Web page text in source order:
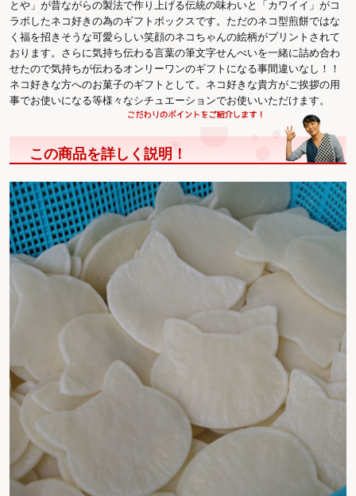
とや」が昔ながらの製法で作り上げる伝統の味わいと「カワイイ」がコ
ラボしたネコ好きの為のギフトボックスです。ただのネコ型煎餅ではな
く福を招きそうな可愛らしい笑顔のネコちゃんの絵柄がプリントされて
おります。さらに気持ち伝わる言葉の筆文字せんべいを一緒に詰め合わ
せたので気持ちが伝わるオンリーワンのギフトになる事間違いなし！！
ネコ好きな方へのお菓子のギフトとして。ネコ好きな貴方がご挨拶の用
事でお使いになる等様々なシチュエーションでお使いいただけます。
この商品を詳しく説明！